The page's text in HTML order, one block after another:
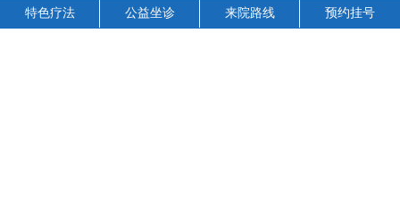
特色疗法 公益坐诊 来院路线 预约挂号